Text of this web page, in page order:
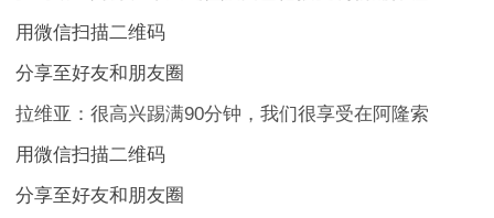
用微信扫描二维码
分享至好友和朋友圈
拉维亚：很高兴踢满90分钟，我们很享受在阿隆索
用微信扫描二维码
分享至好友和朋友圈